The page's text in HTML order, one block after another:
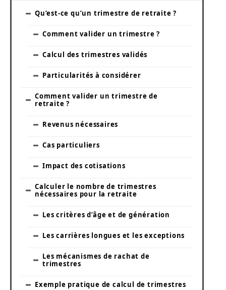
Qu’est-ce qu’un trimestre de retraite ?
Comment valider un trimestre ?
Calcul des trimestres validés
Particularités à considérer
Comment valider un trimestre de
retraite ?
Revenus nécessaires
Cas particuliers
Impact des cotisations
Calculer le nombre de trimestres
nécessaires pour la retraite
Les critères d’âge et de génération
Les carrières longues et les exceptions
Les mécanismes de rachat de
trimestres
Exemple pratique de calcul de trimestres